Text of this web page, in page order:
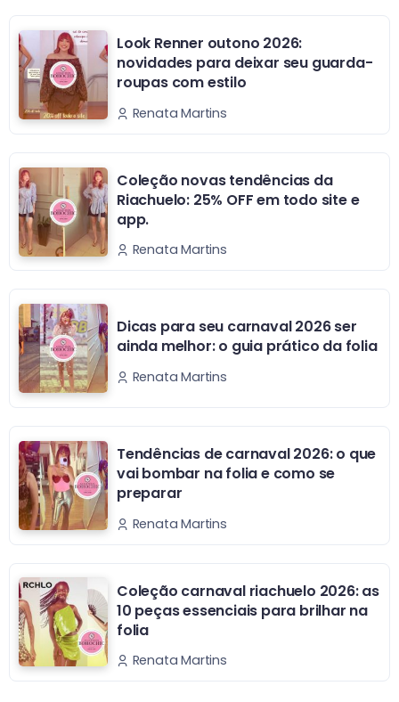
Look Renner outono 2026:
novidades para deixar seu guarda-
roupas com estilo
Renata Martins
Coleção novas tendências da
Riachuelo: 25% OFF em todo site e
app.
Renata Martins
Dicas para seu carnaval 2026 ser
ainda melhor: o guia prático da folia
Renata Martins
Tendências de carnaval 2026: o que
vai bombar na folia e como se
preparar
Renata Martins
Coleção carnaval riachuelo 2026: as
10 peças essenciais para brilhar na
folia
Renata Martins